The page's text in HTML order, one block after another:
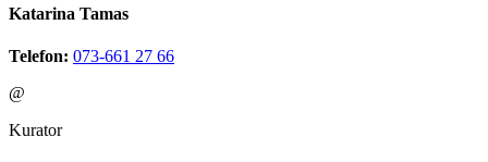
Katarina Tamas
Telefon: 073-661 27 66
@
Kurator